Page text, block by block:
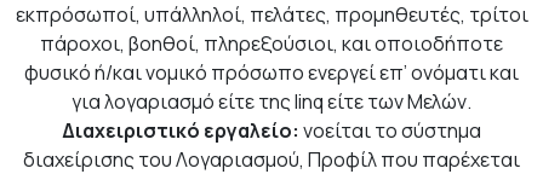
εκπρόσωποί, υπάλληλοί, πελάτες, προμηθευτές, τρίτοι
πάροχοι, βοηθοί, πληρεξούσιοι, και οποιοδήποτε
φυσικό ή/και νομικό πρόσωπο ενεργεί επ’ ονόματι και
για λογαριασμό είτε της linq είτε των Μελών.
Διαχειριστικό εργαλείο: νοείται το σύστημα
διαχείρισης του Λογαριασμού, Προφίλ που παρέχεται